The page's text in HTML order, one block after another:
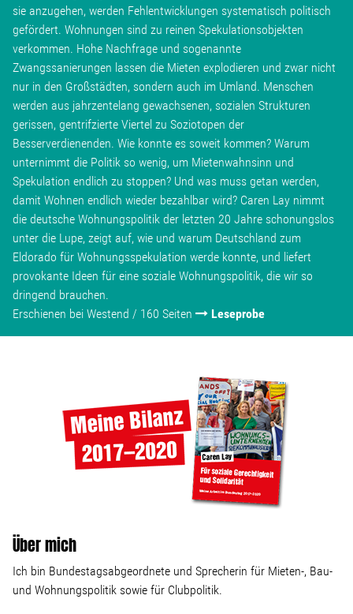
sie anzugehen, werden Fehlentwicklungen systematisch politisch
gefördert. Wohnungen sind zu reinen Spekulationsobjekten
verkommen. Hohe Nachfrage und sogenannte
Zwangssanierungen lassen die Mieten explodieren und zwar nicht
nur in den Großstädten, sondern auch im Umland. Menschen
werden aus jahrzentelang gewachsenen, sozialen Strukturen
gerissen, gentrifzierte Viertel zu Soziotopen der
Besserverdienenden. Wie konnte es soweit kommen? Warum
unternimmt die Politik so wenig, um Mietenwahnsinn und
Spekulation endlich zu stoppen? Und was muss getan werden,
damit Wohnen endlich wieder bezahlbar wird? Caren Lay nimmt
die deutsche Wohnungspolitik der letzten 20 Jahre schonungslos
unter die Lupe, zeigt auf, wie und warum Deutschland zum
Eldorado für Wohnungsspekulation werde konnte, und liefert
provokante Ideen für eine soziale Wohnungspolitik, die wir so
dringend brauchen.
Erschienen bei Westend / 160 Seiten
Leseprobe
Über mich
Ich bin Bundestagsabgeordnete und Sprecherin für Mieten-, Bau-
und Wohnungspolitik sowie für Clubpolitik.